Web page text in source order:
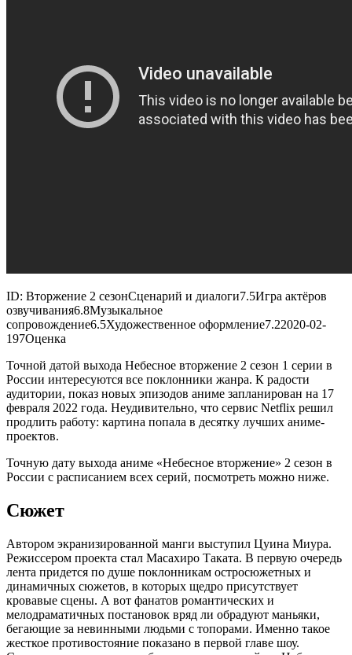
ID: Вторжение 2 сезонСценарий и диалоги7.5Игра актёров
озвучивания6.8Музыкальное
сопровождение6.5Художественное оформление7.22020-02-
197Оценка
Точной датой выхода Небесное вторжение 2 сезон 1 серии в
России интересуются все поклонники жанра. К радости
аудитории, показ новых эпизодов аниме запланирован на 17
февраля 2022 года. Неудивительно, что сервис Netflix решил
продлить работу: картина попала в десятку лучших аниме-
проектов.
Точную дату выхода аниме «Небесное вторжение» 2 сезон в
России с расписанием всех серий, посмотреть можно ниже.
Сюжет
Автором экранизированной манги выступил Цуина Миура.
Режиссером проекта стал Масахиро Таката. В первую очередь
лента придется по душе поклонникам остросюжетных и
динамичных сюжетов, в которых щедро присутствует
кровавые сцены. А вот фанатов романтических и
мелодраматичных постановок вряд ли обрадуют маньяки,
бегающие за невинными людьми с топорами. Именно такое
жесткое противостояние показано в первой главе шоу.